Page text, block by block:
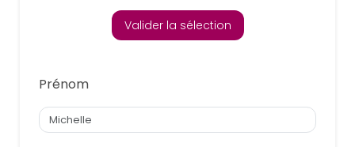
Valider la sélection
Prénom